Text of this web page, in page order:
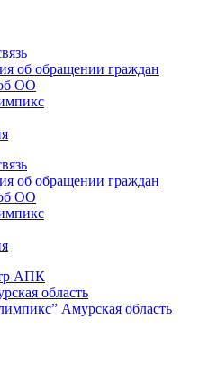
об обращении граждан
ОО
об обращении граждан
ОО
АПК
область
Амурская область